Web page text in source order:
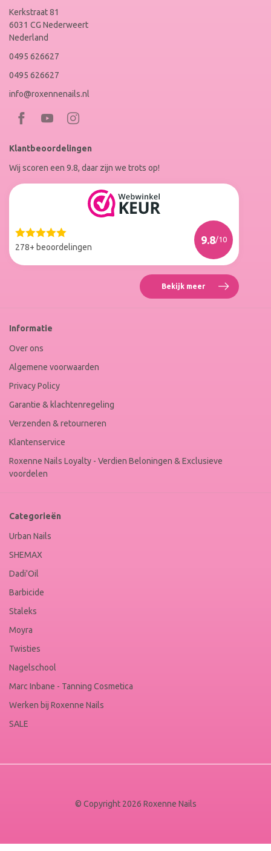
Kerkstraat 81
6031 CG Nederweert
Nederland
0495 626627
0495 626627
info@roxennenails.nl
Bezoek
Facebook
op
Instagram
Klantbeoordelingen
Wij scoren een 9.8, daar zijn we trots op!
278+ beoordelingen
9.8/10
Web
Winkel
Bekijk meer Reviews
Roxenne
Informatie
Over ons
Algemene voorwaarden
Privacy Policy
Garantie & klachtenregeling
Verzenden & retourneren
Klantenservice
Roxenne Nails Loyalty - Verdien Beloningen & Exclusieve
voordelen
Categorieën
Urban Nails
SHEMAX
Dadi'Oil
Barbicide
Staleks
Moyra
Twisties
Nagelschool
Marc Inbane - Tanning Cosmetica
Werken bij Roxenne Nails
SALE
© Copyright 2026 Roxenne Nails